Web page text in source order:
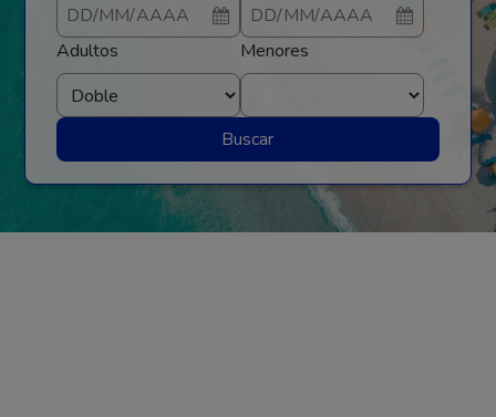
Adultos Menores
Buscar